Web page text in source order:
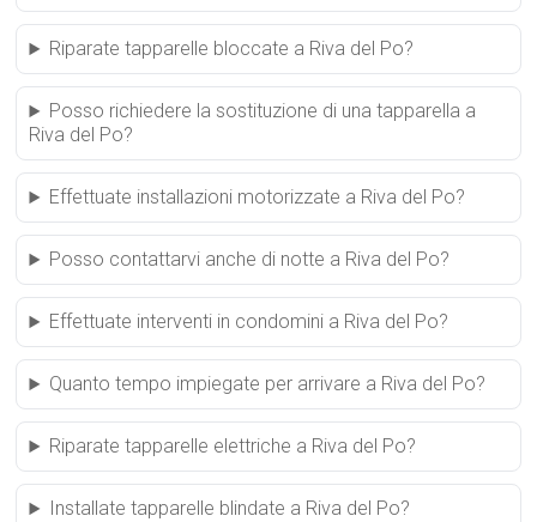
Riparate tapparelle bloccate a Riva del Po?
Posso richiedere la sostituzione di una tapparella a
Riva del Po?
Effettuate installazioni motorizzate a Riva del Po?
Posso contattarvi anche di notte a Riva del Po?
Effettuate interventi in condomini a Riva del Po?
Quanto tempo impiegate per arrivare a Riva del Po?
Riparate tapparelle elettriche a Riva del Po?
Installate tapparelle blindate a Riva del Po?